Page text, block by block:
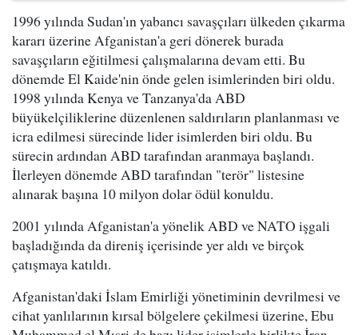
1996 yılında Sudan'ın yabancı savaşçıları ülkeden çıkarma
kararı üzerine Afganistan'a geri dönerek burada
savaşçıların eğitilmesi çalışmalarına devam etti. Bu
dönemde El Kaide'nin önde gelen isimlerinden biri oldu.
1998 yılında Kenya ve Tanzanya'da ABD
büyükelçiliklerine düzenlenen saldırıların planlanması ve
icra edilmesi sürecinde lider isimlerden biri oldu. Bu
sürecin ardından ABD tarafından aranmaya başlandı.
İlerleyen dönemde ABD tarafından "terör" listesine
alınarak başına 10 milyon dolar ödül konuldu.
2001 yılında Afganistan'a yönelik ABD ve NATO işgali
başladığında da direniş içerisinde yer aldı ve birçok
çatışmaya katıldı.
Afganistan'daki İslam Emirliği yönetiminin devrilmesi ve
cihat yanlılarının kırsal bölgelere çekilmesi üzerine, Ebu